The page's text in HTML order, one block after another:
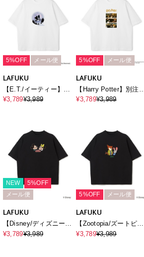
shirt《UNISEX》
shirt《UNISEX》
5%OFF メール便
LAFUKU
【E.T./イーティー】ム
ービーグラフィックプ
¥3,789¥3,989
5%OFF メール便
LAFUKU
【Harry Potter】別注 /
ハリー・ポッターフォ
¥3,789¥3,989
NEW
5%OFF
メール便
LAFUKU
【Disney/ディズニー】
ミッキーマウス＆ミニ
¥3,789¥3,989
5%OFF メール便
LAFUKU
【Zootopia/ズートピ
ア】キャラクタープリ
¥3,789¥3,989